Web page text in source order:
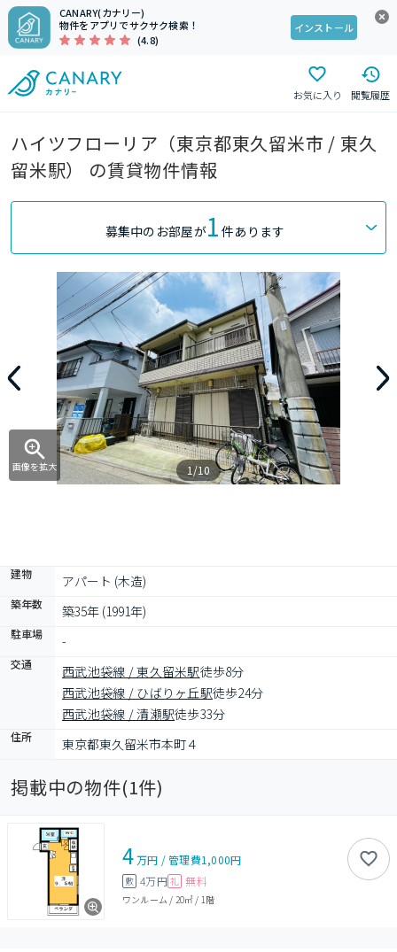
CANARY(カナリー)
物件をアプリでサクサク検索！
(4.8)
インストール
お気に入り 閲覧履歴
ハイツフローリア（東京都東久留米市 / 東久
留米駅） の賃貸物件情報
募集中のお部屋が1 件あります
画像を拡大 1/10
建物 アパート (木造)
築年数 築35年 (1991年)
駐車場 -
交通 西武池袋線 / 東久留米駅徒歩8分
西武池袋線 / ひばりヶ丘駅徒歩24分
西武池袋線 / 清瀬駅徒歩33分
住所 東京都東久留米市本町４
掲載中の物件(1件)
4万円 /管理費1,000円
敷 4万円 礼 無料
ワンルーム / 20㎡ / 1階